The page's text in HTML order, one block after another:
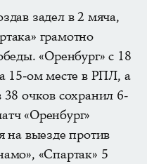
задел в 2 мяча,
грамотно
«Оренбург» с 18
15-ом месте в РПЛ, а
38 очков сохранил 6-
«Оренбург»
на выезде против
«Спартак» 5